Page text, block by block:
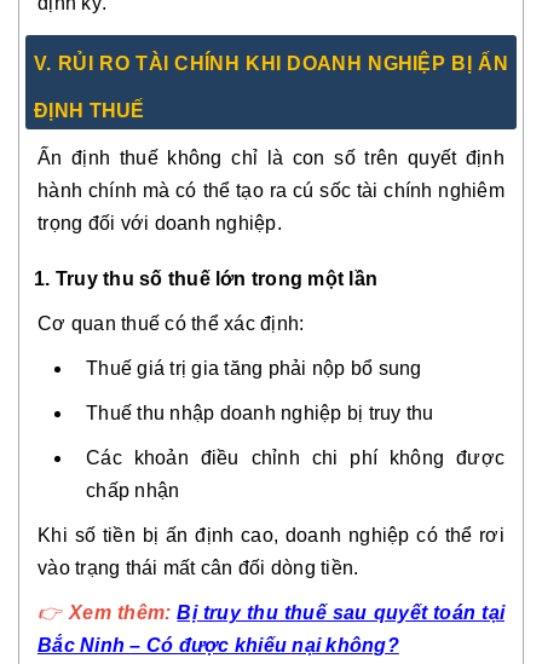
V. RỦI RO TÀI CHÍNH KHI DOANH NGHIỆP BỊ ẤN
ĐỊNH THUẾ
Ấn định thuế không chỉ là con số trên quyết định
hành chính mà có thể tạo ra cú sốc tài chính nghiêm
trọng đối với doanh nghiệp.
1. Truy thu số thuế lớn trong một lần
Cơ quan thuế có thể xác định:
Thuế giá trị gia tăng phải nộp bổ sung
Thuế thu nhập doanh nghiệp bị truy thu
Các khoản điều chỉnh chi phí không được
chấp nhận
Khi số tiền bị ấn định cao, doanh nghiệp có thể rơi
vào trạng thái mất cân đối dòng tiền.
👉Xem thêm:Bị truy thu thuế sau quyết toán tại
Bắc Ninh – Có được khiếu nại không?